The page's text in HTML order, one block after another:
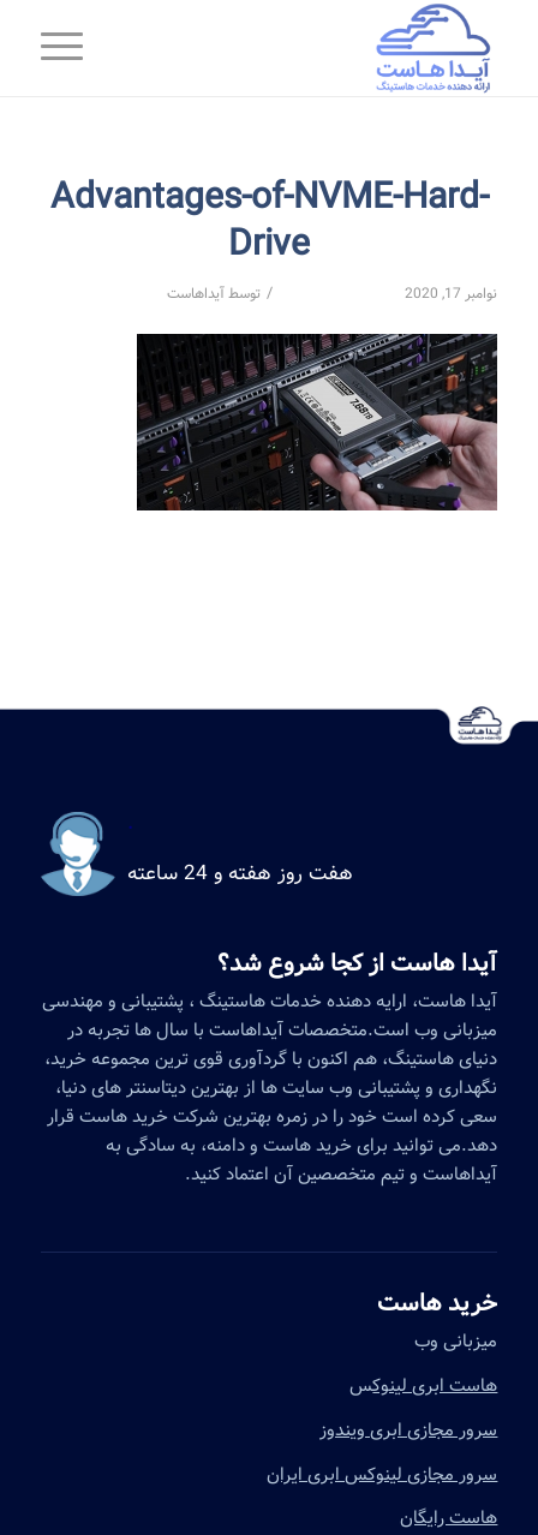
Advantages-of-NVME-Hard-
Drive
نوامبر 17, 2020 / توسطآیداهاست
.
هفت روز هفته و 24 ساعته
آیدا هاست از کجا شروع شد؟
آیدا هاست، ارایه دهنده خدمات هاستینگ ، پشتیبانی و مهندسی
میزبانی وب است.متخصصات آیداهاست با سال ها تجربه در
دنیای هاستینگ، هم اکنون با گردآوری قوی ترین مجموعه خرید،
نگهداری و پشتیبانی وب سایت ها از بهترین دیتاسنتر های دنیا،
سعی کرده است خود را در زمره بهترین شرکت خرید هاست قرار
دهد.می توانید برای خرید هاست و دامنه، به سادگی به
آیداهاست و تیم متخصصین آن اعتماد کنید.
خرید هاست
میزبانی وب
هاست ابری لینوکس
سرور مجازی ابری ویندوز
سرور مجازی لینوکس ابری ایران
هاست رایگان